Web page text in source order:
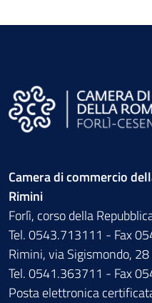
Camera di commercio
Rimini
Forlì, corso della
Tel. 0543.713111 - Fax
Rimini, via Sigismondo,
Tel. 0541.363711 - Fax
Posta elettronica